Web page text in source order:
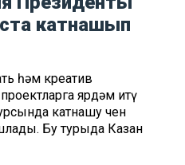
катнашып
һәм креатив
ярдәм итү
катнашу өчен
Бу турыда Казан